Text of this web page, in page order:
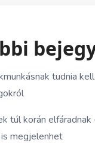
tudnia
túl korán elfáradnak
megjelenhet